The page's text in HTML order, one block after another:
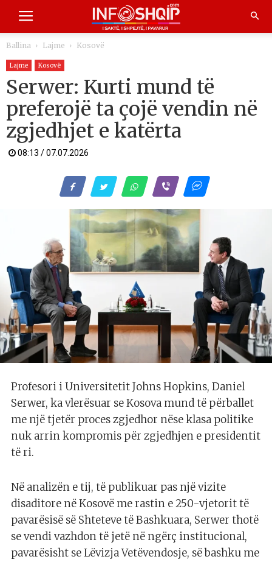
Ballina Lajme Kosovë
Lajme Kosovë
Serwer: Kurti mund të
preferojë ta çojë vendin në
zgjedhjet e katërta
08:13 / 07.07.2026
Profesori i Universitetit Johns Hopkins, Daniel
Serwer, ka vlerësuar se Kosova mund të përballet
me një tjetër proces zgjedhor nëse klasa politike
nuk arrin kompromis për zgjedhjen e presidentit
të ri.
Në analizën e tij, të publikuar pas një vizite
disaditore në Kosovë me rastin e 250-vjetorit të
pavarësisë së Shteteve të Bashkuara, Serwer thotë
se vendi vazhdon të jetë në ngërç institucional,
pavarësisht se Lëvizja Vetëvendosje, së bashku me